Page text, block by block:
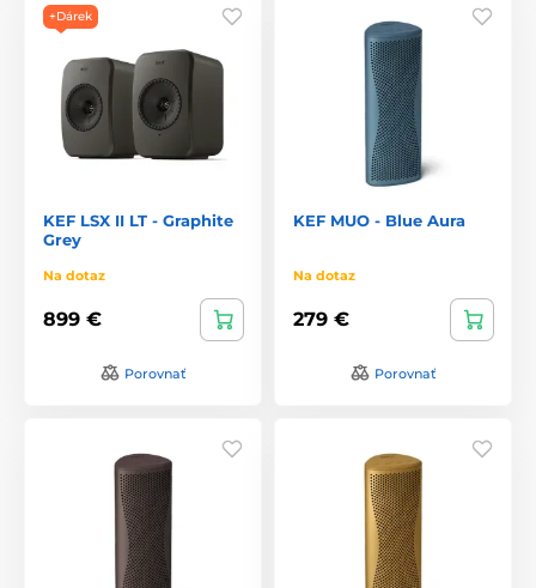
+Dárek
KEF LSX II LT - Graphite
Grey
Na dotaz
899 €
Porovnať
KEF MUO - Blue Aura
Na dotaz
279 €
Porovnať